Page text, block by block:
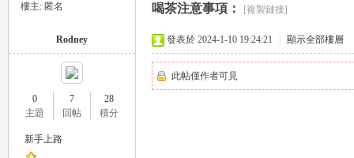
» › ›
樓主: 匿名 喝茶注意事項： [複製鏈接]
Rodney
0
主題
7
回帖
28
積分
新手上路
發表於 2024-1-10 19:24:21 顯示全部樓層
此帖僅作者可見